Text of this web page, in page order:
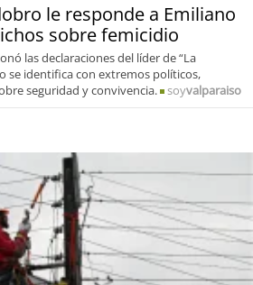
le responde a Emiliano
sobre femicidio
las declaraciones del líder de “La
se identifica con extremos políticos,
seguridad y convivencia.
soyvalparaiso